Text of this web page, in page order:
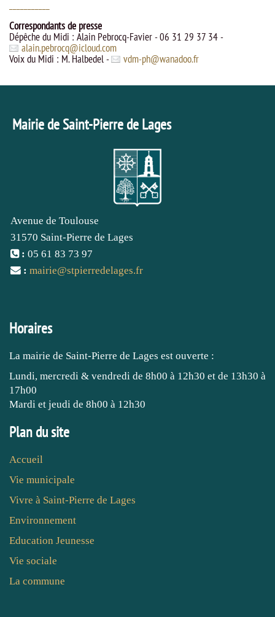
Correspondants de presse
Dépêche du Midi : Alain Pebrocq-Favier - 06 31 29 37 34 -
alain.pebrocq@icloud.com
Voix du Midi : M. Halbedel -
vdm-ph@wanadoo.fr
Mairie de Saint-Pierre de Lages
Avenue de Toulouse
31570 Saint-Pierre de Lages
: 05 61 83 73 97
: mairie@stpierredelages.fr
Horaires
La mairie de Saint-Pierre de Lages est ouverte :
Lundi, mercredi & vendredi de 8h00 à 12h30 et de 13h30 à
17h00
Mardi et jeudi de 8h00 à 12h30
Plan du site
Accueil
Vie municipale
Vivre à Saint-Pierre de Lages
Environnement
Education Jeunesse
Vie sociale
La commune